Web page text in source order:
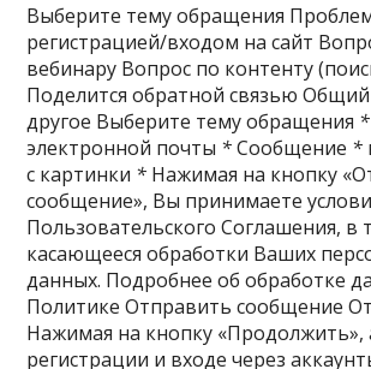
Выберите тему обращения
регистрацией/входом на сайт
вебинару Вопрос по контенту
Поделится обратной связью
другое Выберите тему обращения *
электронной почты *Сообщение *
с картинки * Нажимая на кнопку
сообщение», Вы принимаете
Пользовательского Соглашения, в
касающееся обработки Ваших
данных. Подробнее об обработке
Политике Отправить сообщение
Нажимая на кнопку «Продолжить»,
регистрации и входе через